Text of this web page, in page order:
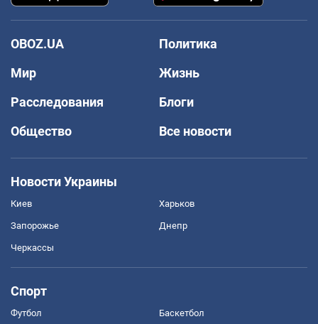
OBOZ.UA
Политика
Мир
Жизнь
Расследования
Блоги
Общество
Все новости
Новости Украины
Киев Харьков
Запорожье Днепр
Черкассы
Спорт
Футбол Баскетбол